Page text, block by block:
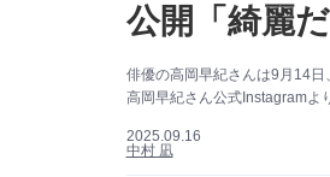
公開「綺麗
俳優の高岡早紀さんは9月14
高岡早紀さん公式Instagramよ
2025.09.16
中村 凪